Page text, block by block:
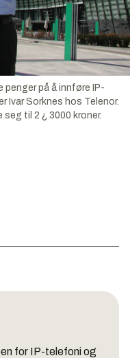
penger på å innføre IP-
Ivar Sorknes hos Telenor.
til 2 ¿ 3000 kroner.
for IP-telefoni og